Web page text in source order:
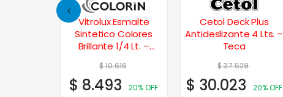
Vitrolux Esmalte
Sintetico Colores
Brillante 1/4 Lt. –
$10.616
$ 8.493 20% OFF
Cetol Deck Plus
Antideslizante 4 Lts. –
Teca
$37.529
$ 30.023 20% OFF